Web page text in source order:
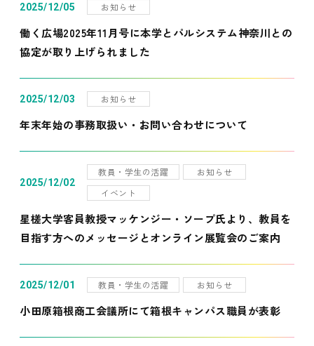
2025/12/05 お知らせ
働く広場2025年11月号に本学とパルシステム神奈川との
協定が取り上げられました
2025/12/03 お知らせ
年末年始の事務取扱い・お問い合わせについて
2025/12/02
教員・学生の活躍
お知らせ
イベント
星槎大学客員教授マッケンジー・ソープ氏より、教員を
目指す方へのメッセージとオンライン展覧会のご案内
2025/12/01 教員・学生の活躍 お知らせ
小田原箱根商工会議所にて箱根キャンパス職員が表彰